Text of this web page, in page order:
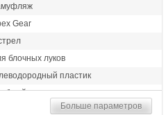
Gear
блочных луков
пластик
чехол для транспортировки
Больше параметров